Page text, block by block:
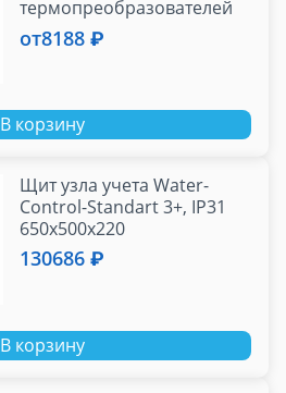
термопреобразователей
сопротив. с гильзой (L=60,
80 мм) Pt100 кл.В
от8188 ₽
В корзину
Щит узла учета Water-
Control-Standart 3+, IP31
650х500х220
130686 ₽
В корзину